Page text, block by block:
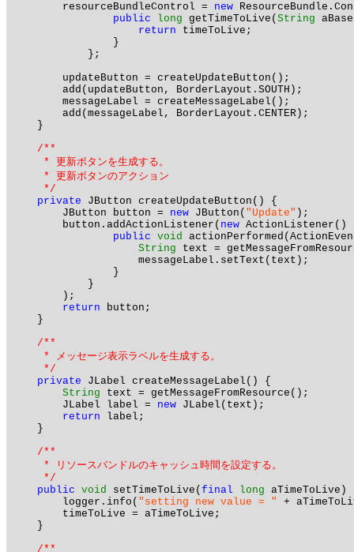
        resourceBundleControl =
new
public
long getTimeToLive( String
return timeToLive;
                }
            };
        updateButton = createUpdateButton();
        add(updateButton, BorderLayout.SOUTH);
        messageLabel = createMessageLabel();
        add(messageLabel, BorderLayout.CENTER);
    }
/**
     * 更新ボタンを生成する。
     * 更新ボタンのアクション
     */
private JButton createUpdateButton() {
        JButton button =
new JButton( "Update" );
        button.addActionListener(
new ActionListener()
public void
String text =
                    messageLabel.setText(text);
                }
            }
        );
return button;
    }
/**
     * メッセージ表示ラベルを生成する。
     */
private JLabel createMessageLabel() {
String text = getMessageFromResource();
        JLabel label =
new JLabel(text);
return label;
    }
/**
     * リソースバンドルのキャッシュ時間を設定する。
     */
public void setTimeToLive( final long aTimeToLive)
        logger.info(
"setting new value = "
+
        timeToLive = aTimeToLive;
    }
/**